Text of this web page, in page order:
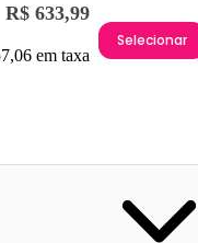
R$ 633,99
em taxa
Selecionar